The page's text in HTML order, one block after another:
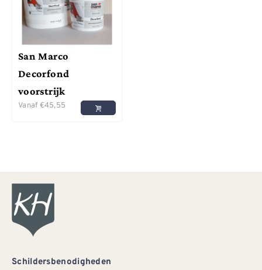
San Marco
Decorfond
voorstrijk
Vanaf €45,55
Schildersbenodigheden